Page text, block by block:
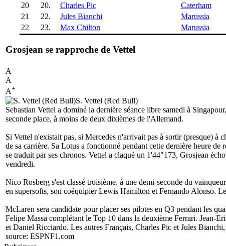
20
20. Charles Pic Caterham
21
22. Jules Bianchi Marussia
22
23. Max Chilton Marussia
Grosjean se rapproche de Vettel
A-
A
A+
S. Vettel (Red Bull)
Sebastian Vettel a dominé la dernière séance libre samedi à
seconde place, à moins de deux dixièmes de l'Allemand.
Si Vettel n'existait pas, si Mercedes n'arrivait pas à sortir (presque)
de sa carrière. Sa Lotus a fonctionné pendant cette dernière heure
se traduit par ses chronos. Vettel a claqué un 1'44"173, Grosjean
vendredi.
Nico Rosberg s'est classé troisième, à une demi-seconde du
en supersofts, son coéquipier Lewis Hamilton et Fernando Alonso.
McLaren sera candidate pour placer ses pilotes en Q3 pendant les
Felipe Massa complétant le Top 10 dans la deuxième Ferrari. Jean-
et Daniel Ricciardo. Les autres Français, Charles Pic et Jules
source: ESPNF1.com